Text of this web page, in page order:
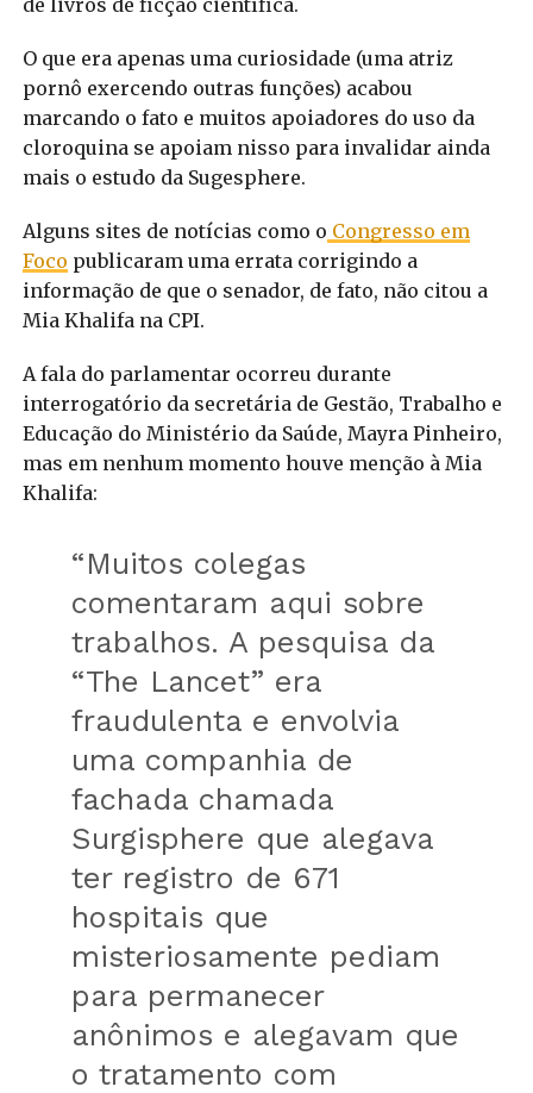
O que era apenas uma curiosidade (uma atriz
pornô exercendo outras funções) acabou
marcando o fato e muitos apoiadores do uso da
cloroquina se apoiam nisso para invalidar ainda
mais o estudo da Sugesphere.
Alguns sites de notícias como o Congresso em
Foco publicaram uma errata corrigindo a
informação de que o senador, de fato, não citou a
Mia Khalifa na CPI.
A fala do parlamentar ocorreu durante
interrogatório da secretária de Gestão, Trabalho e
Educação do Ministério da Saúde, Mayra Pinheiro,
mas em nenhum momento houve menção à Mia
Khalifa:
“Muitos colegas
comentaram aqui sobre
trabalhos. A pesquisa da
“The Lancet” era
fraudulenta e envolvia
uma companhia de
fachada chamada
Surgisphere que alegava
ter registro de 671
hospitais que
misteriosamente pediam
para permanecer
anônimos e alegavam que
o tratamento com